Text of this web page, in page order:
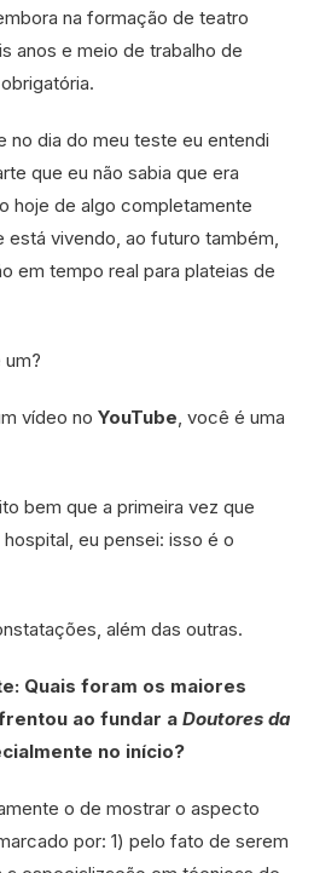
na formação de teatro
anos e meio de trabalho de
no dia do meu teste eu entendi
que eu não sabia que era
hoje de algo completamente
vivendo, ao futuro também,
em tempo real para plateias de
um?
vídeo no YouTube , você é uma
bem que a primeira vez que
eu pensei: isso é o
além das outras.
Quais foram os maiores
ao fundar a Doutores da
no início?
o de mostrar o aspecto
por: 1) pelo fato de serem